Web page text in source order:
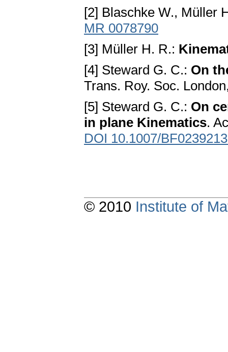
[2] Blaschke W., Müller
MR 0078790
[3] Müller H. R.:
[4] Steward G. C.: On
Trans. Roy. Soc.
[5] Steward G. C.: On
in plane Kinematics.
DOI 10.1007/
© 2010 Institute of